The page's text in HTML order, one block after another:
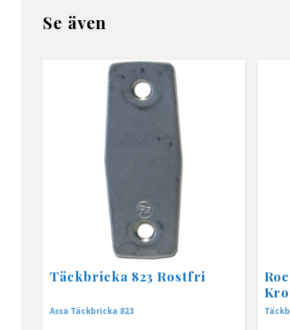
Se även
Täckbricka 823 Rostfri
Assa Täckbricka 823